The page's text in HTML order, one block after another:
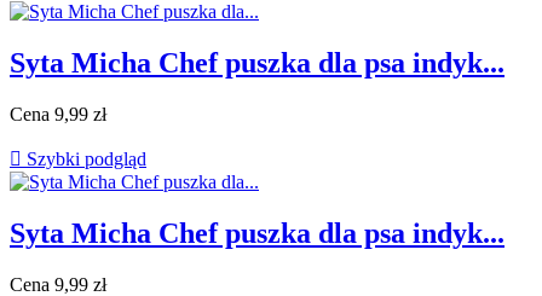
Syta Micha Chef puszka dla psa indyk...
Cena 9,99 zł
 Szybki podgląd
Syta Micha Chef puszka dla psa indyk...
Cena 9,99 zł